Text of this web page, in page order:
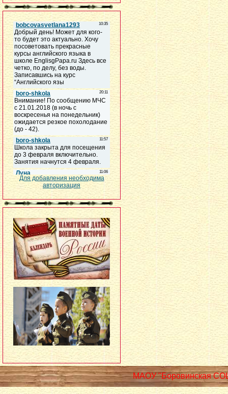
Для добавления необходима
авторизация
МАОУ "Боровинская